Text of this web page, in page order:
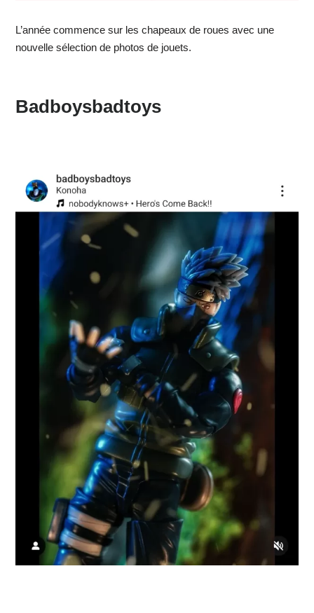
L’année commence sur les chapeaux de roues avec une
nouvelle sélection de photos de jouets.
Badboysbadtoys